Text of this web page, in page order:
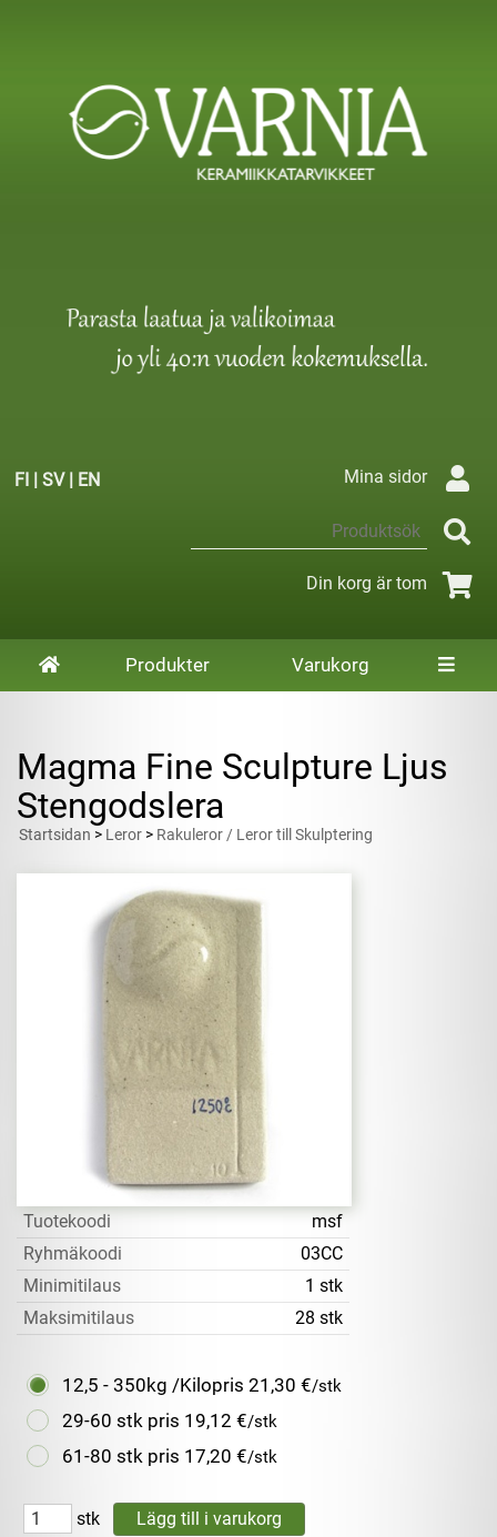
FI | SV| EN Mina sidor
Din korg är tom
Produkter Varukorg
Magma Fine Sculpture Ljus
Stengodslera
Startsidan > Leror > Rakuleror / Leror till Skulptering
Tuotekoodi
msf
Ryhmäkoodi
03CC
Minimitilaus
1 stk
Maksimitilaus
28 stk
12,5 - 350kg /Kilopris 21,30 €/stk
29-60 stk pris 19,12 €/stk
61-80 stk pris 17,20 €/stk
stk